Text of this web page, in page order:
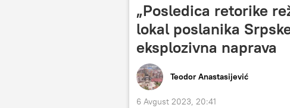
„Posledica retorike
lokal poslanika
eksplozivna naprava
Teodor Anastasijević
6 Avgust 2023, 20:41